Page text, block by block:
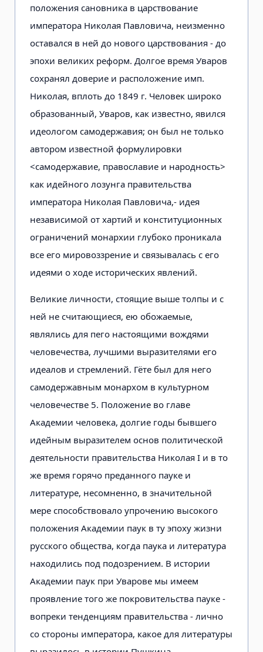
положения сановника в царствование
императора Николая Павловича, неизменно
оставался в ней до нового царствования - до
эпохи великих реформ. Долгое время Уваров
сохранял доверие и расположение имп.
Николая, вплоть до 1849 г. Человек широко
образованный, Уваров, как известно, явился
идеологом самодержавия; он был не только
автором известной формулировки
<самодержавие, православие и народность>
как идейного лозунга правительства
императора Николая Павловича,- идея
независимой от хартий и конституционных
ограничений монархии глубоко проникала
все его мировоззрение и связывалась с его
идеями о ходе исторических явлений.
Великие личности, стоящие выше толпы и с
ней не считающиеся, ею обожаемые,
являлись для пего настоящими вождями
человечества, лучшими выразителями его
идеалов и стремлений. Гёте был для него
самодержавным монархом в культурном
человечестве 5. Положение во главе
Академии человека, долгие годы бывшего
идейным выразителем основ политической
деятельности правительства Николая I и в то
же время горячо преданного пауке и
литературе, несомненно, в значительной
мере способствовало упрочению высокого
положения Академии паук в ту эпоху жизни
русского общества, когда паука и литература
находились под подозрением. В истории
Академии паук при Уварове мы имеем
проявление того же покровительства пауке -
вопреки тенденциям правительства - лично
со стороны императора, какое для литературы